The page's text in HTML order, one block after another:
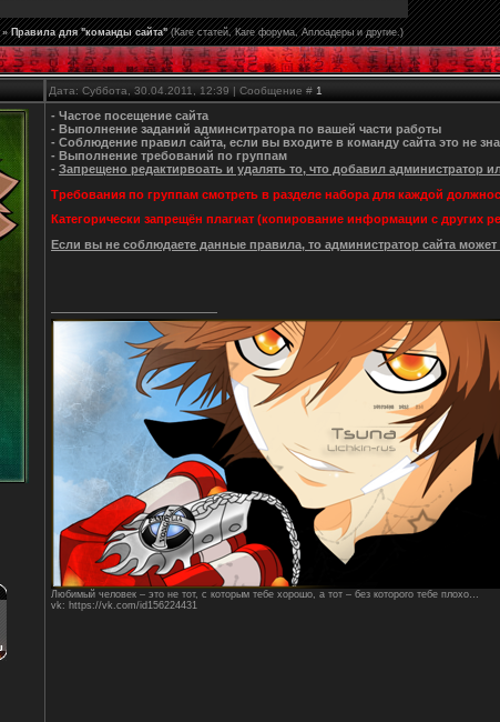
» Правила для "команды сайта" (Каге статей, Каге форума, Аплоадеры и другие.)
Дата: Суббота, 30.04.2011, 12:39 | Сообщение # 1
- Частое посещение сайта
- Выполнение заданий админситратора по вашей части работы
- Соблюдение правил сайта, если вы входите в команду сайта это не
- Выполнение требований по группам
- Запрещено редактирвоать и удалять то, что добавил администратор
Требования по группам смотреть в разделе набора для каждой
Категорически запрещён плагиат (копирование информации с других
Если вы не соблюдаете данные правила, то администратор сайта
Любимый человек – это не тот, с которым тебе хорошо, а тот – без которого тебе плохо…
vk: https://vk.com/id156224431